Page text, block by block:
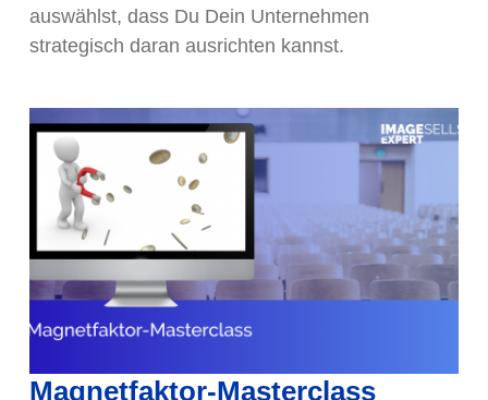
auswählst, dass Du Dein Unternehmen
strategisch daran ausrichten kannst.
Magnetfaktor-Masterclass